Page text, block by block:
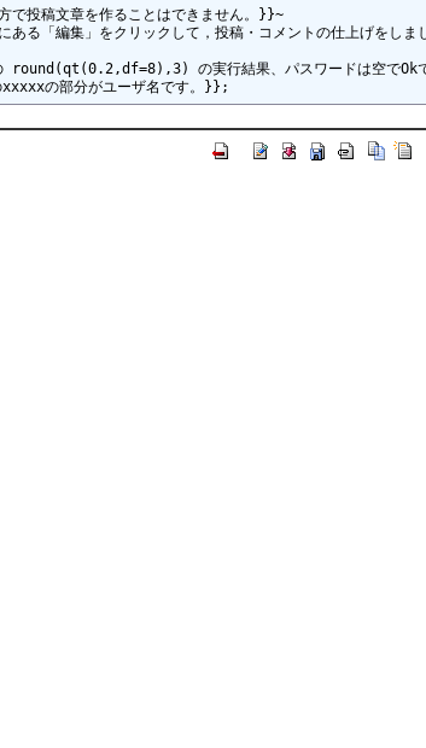
で投稿文章を作ることはできません。}}~
る「編集」をクリックして，投稿・コメントの仕上げをし
round(qt(0.2,df=8),3) の実行結果、パスワードは空で